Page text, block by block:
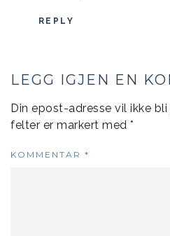
REPLY
LEGG IGJEN EN
Din epost-adresse vil ikke bli
felter er markert med *
KOMMENTAR *